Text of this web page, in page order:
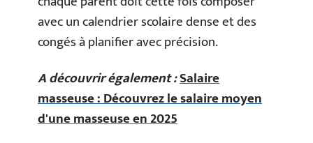
avec un calendrier scolaire dense et des
congés à planifier avec précision.
A découvrir également :Salaire
masseuse : Découvrez le salaire moyen
d'une masseuse en 2025